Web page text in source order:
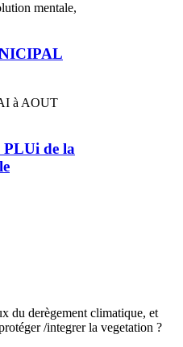
mentale,
à AOUT
PLUi de la
du derègement climatique, et
/integrer la vegetation ?